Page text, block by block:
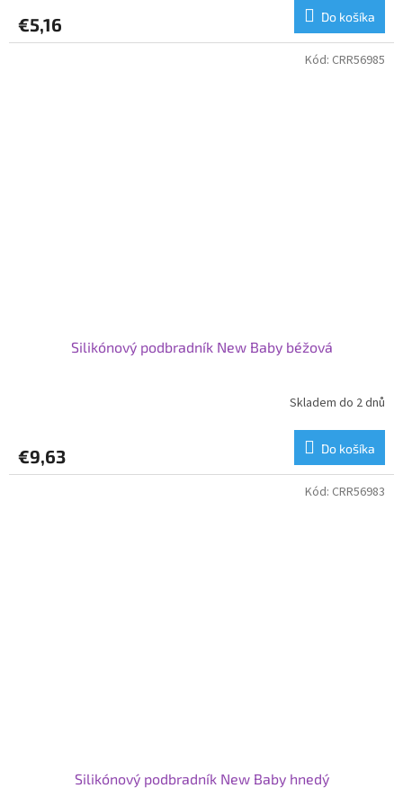
€5,16 Do košíka
Silikónový podbradník New Baby béžová
Skladem do 2 dnů
€9,63 Do košíka
Kód: CRR56985
Silikónový podbradník New Baby hnedý
Kód: CRR56983